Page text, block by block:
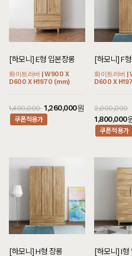
[하모니] E형 입본장롱
화이트러버 | W900 X
D600 X H1970 (mm)
1,400,000 1,260,000원
쿠폰적용가
[하모니] F
화이트러버 |
D600 X
2,000,000
1,800,000
쿠폰적용가
[하모니] H형 장롱
[하모니] I형